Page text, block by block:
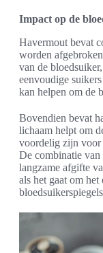
Impact op de
Havermout bevat
worden
van de
eenvoudige
kan helpen om de
Bovendien bevat
lichaam helpt om
voordelig zijn voor
De combinatie
langzame afgifte
als het gaat om het